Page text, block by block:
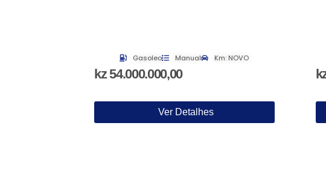
Gasoleo Manual Km: NOVO
kz 54.000.000,00
Ver Detalhes